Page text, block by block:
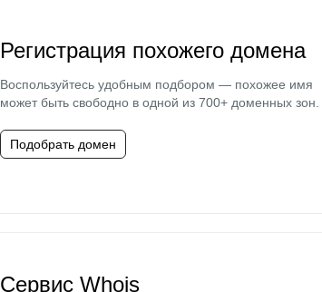
Регистрация похожего домена
Воспользуйтесь удобным подбором — похожее имя
может быть свободно в одной из 700+ доменных зон.
Подобрать домен
Сервис Whois